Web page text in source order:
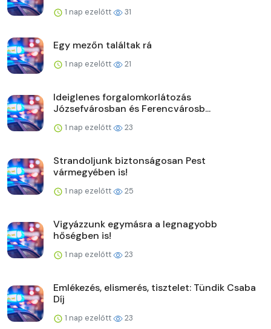
1 nap ezelőtt 31
Egy mezőn találtak rá
1 nap ezelőtt 21
Ideiglenes forgalomkorlátozás
Józsefvárosban és Ferencvárosb...
1 nap ezelőtt 23
Strandoljunk biztonságosan Pest
vármegyében is!
1 nap ezelőtt 25
Vigyázzunk egymásra a legnagyobb
hőségben is!
1 nap ezelőtt 23
Emlékezés, elismerés, tisztelet: Tündik Csaba
Díj
1 nap ezelőtt 23